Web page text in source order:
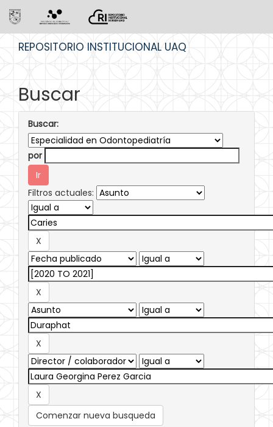
REPOSITORIO INSTITUCIONAL UAQ
Buscar
Buscar:
por
Filtros actuales:
Comenzar nueva busqueda